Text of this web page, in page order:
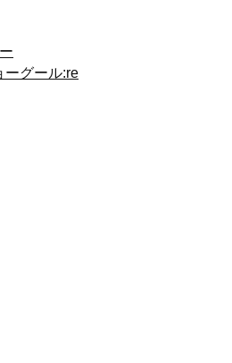
ーグール:re